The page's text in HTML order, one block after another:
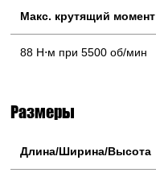
Макс. крутящий момент
88 Н⋅м при 5500 об/мин
Размеры
Длина/Ширина/Высота